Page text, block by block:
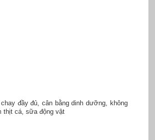
đầy đủ, cân bằng dinh dưỡng, không
thịt cá, sữa động vật